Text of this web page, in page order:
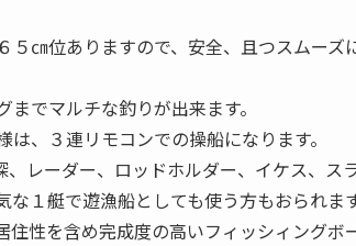
㎝位ありますので、安全、且つスムーズ
でマルチな釣りが出来ます。
、３連リモコンでの操船になります。
レーダー、ロッドホルダー、イケス、ス
１艇で遊漁船としても使う方もおられます
性を含め完成度の高いフィッシィングボ